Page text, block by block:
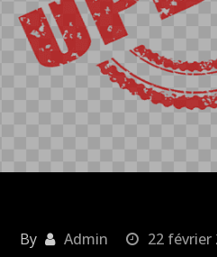
By Admin 22 février